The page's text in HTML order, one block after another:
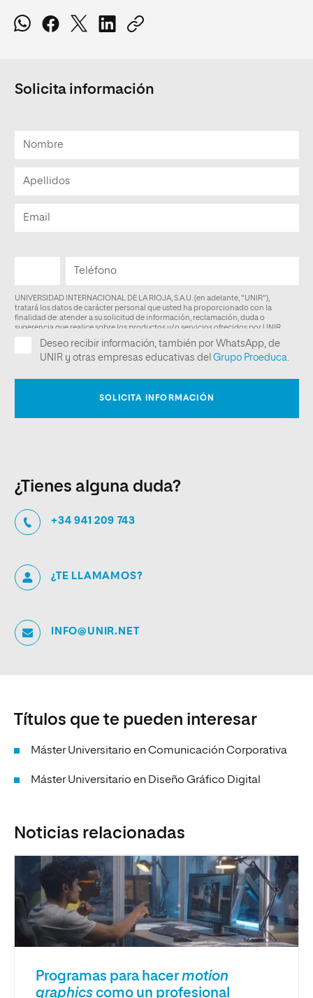
Solicita información
¿Tienes alguna duda?
+34 941 209 743
¿TE LLAMAMOS?
INFO@UNIR.NET
Títulos que te pueden interesar
Máster Universitario en Comunicación Corporativa
Máster Universitario en Diseño Gráfico Digital
Noticias relacionadas
Programas para hacermotion
graphicscomo un profesional